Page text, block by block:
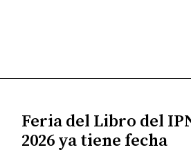
Feria del Libro del
2026 ya tiene fecha